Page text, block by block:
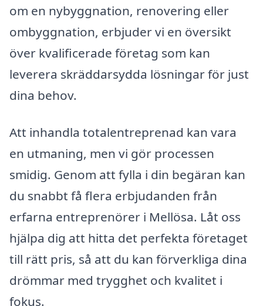
om en nybyggnation, renovering eller
ombyggnation, erbjuder vi en översikt
över kvalificerade företag som kan
leverera skräddarsydda lösningar för just
dina behov.
Att inhandla totalentreprenad kan vara
en utmaning, men vi gör processen
smidig. Genom att fylla i din begäran kan
du snabbt få flera erbjudanden från
erfarna entreprenörer i Mellösa. Låt oss
hjälpa dig att hitta det perfekta företaget
till rätt pris, så att du kan förverkliga dina
drömmar med trygghet och kvalitet i
fokus.